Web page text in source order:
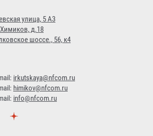
улица, 5 А3
д.18
шоссе., 56, к4
irkutskaya@nfcom.ru
himikov@nfcom.ru
info@nfcom.ru